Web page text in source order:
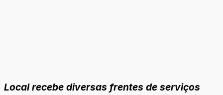
Local recebe diversas frentes de serviços